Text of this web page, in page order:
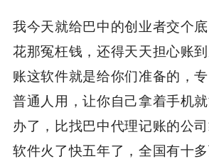
我今天就给巴中的创业者交个
花那冤枉钱，还得天天担心账
账这软件就是给你们准备的，
普通人用，让你自己拿着手机
办了，比找巴中代理记账的公
软件火了快五年了，全国有十